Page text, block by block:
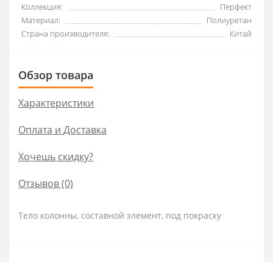
Коллекция:
Перфект
Материал:
Полиуретан
Страна производителя:
Китай
Обзор товара
Характеристики
Оплата и Доставка
Хочешь скидку?
Отзывов (0)
Тело колонны, составной элемент, под покраску